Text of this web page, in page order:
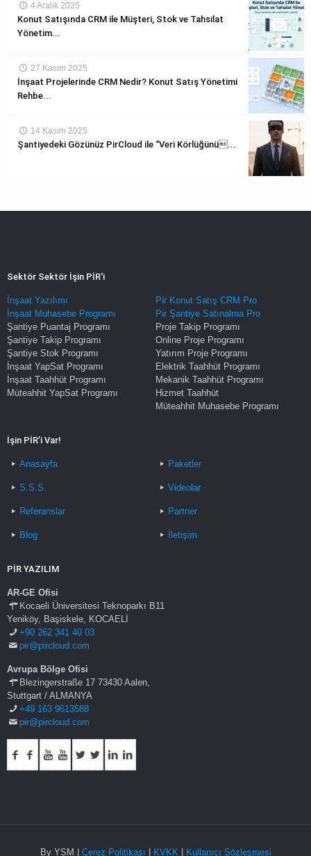
4 Aralık 2025
Konut Satışında CRM ile Müşteri, Stok ve Tahsilat
Yönetim...
27 Kasım 2025
İnşaat Projelerinde CRM Nedir? Konut Satış Yönetimi
Rehbe...
14 Kasım 2025
Şantiyedeki Gözünüz PirCloud ile “Veri Körlüğünü...
Sektör Sektör İşin PİR'i
İnşaat Yazılımı
İnşaat Muhasebe Programı
Şantiye Puantaj Programı
Şantiye Takip Programı
Şantiye Stok Programı
İnşaat YapSat Programı
İnşaat Taahhüt Programı
Müteahhit YapSat Programı
Pir Konut Satış CRM Pro
Pir Şantiye Satınalma Pro
Proje Takip Programı
Online Proje Programı
Yatırım Proje Programı
Elektrik Taahhüt Programı
Mekanik Taahhüt Programı
Hizmet Taahhüt
Müteahhit Muhasebe Programı
İşin PİR’i Var!
Anasayfa Paketler
S.S.S. Videolar
Referanslar Partner
Blog İletişim
PİR YAZILIM
AR-GE Ofisi
Kocaeli Üniversitesi Teknoparkı B11
Yeniköy, Başiskele, KOCAELİ
+90 262 341 40 03
pir@pircloud.com
Avrupa Bölge Ofisi
Blezingerstraße 17 73430 Aalen,
Stuttgart / ALMANYA
+49 163 9613588
pir@pircloud.com
By YSM | Çerez Politikası KVKK| Kullanıcı Sözleşmesi